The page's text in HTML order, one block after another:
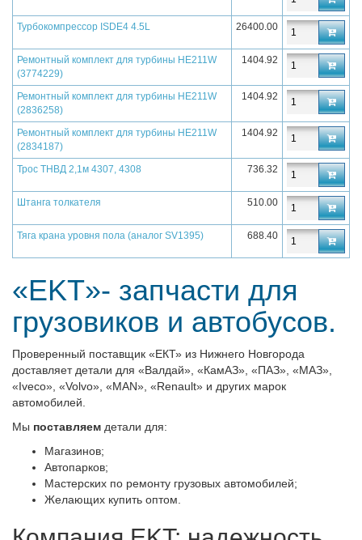
Турбокомпрессор ISDE4 4.5L 26400.00
Ремонтный комплект для турбины HE211W
(3774229)
1404.92
Ремонтный комплект для турбины HE211W
(2836258)
1404.92
Ремонтный комплект для турбины HE211W
(2834187)
1404.92
Трос ТНВД 2,1м 4307, 4308 736.32
Штанга толкателя 510.00
Тяга крана уровня пола (аналог SV1395) 688.40
«EKT»- запчасти для
грузовиков и автобусов.
Проверенный поставщик «ЕКТ» из Нижнего Новгорода
доставляет детали для «Валдай», «КамАЗ», «ПАЗ», «МАЗ»,
«Iveсo», «Volvo», «MAN», «Renault» и других марок
автомобилей.
Мы поставляем детали для:
Магазинов;
Автопарков;
Мастерских по ремонту грузовых автомобилей;
Желающих купить оптом.